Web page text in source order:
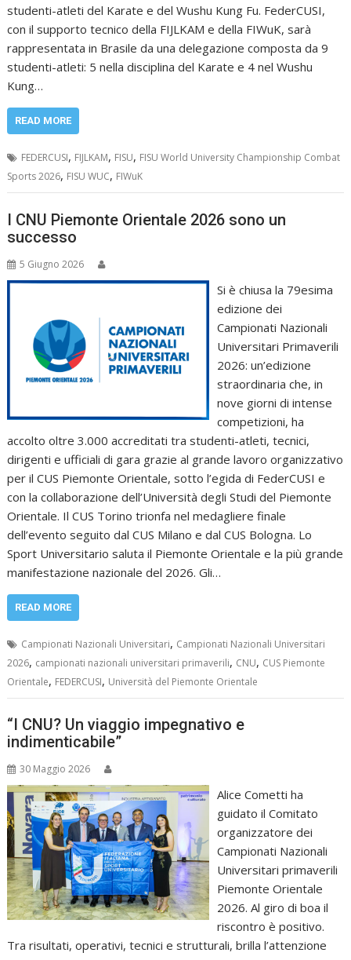
studenti-atleti del Karate e del Wushu Kung Fu. FederCUSI,
con il supporto tecnico della FIJLKAM e della FIWuK, sarà
rappresentata in Brasile da una delegazione composta da 9
studenti-atleti: 5 nella disciplina del Karate e 4 nel Wushu
Kung…
READ MORE
FEDERCUSI, FIJLKAM, FISU, FISU World University Championship Combat
Sports 2026, FISU WUC, FIWuK
I CNU Piemonte Orientale 2026 sono un
successo
5 Giugno 2026
Si è chiusa la 79esima
edizione dei
Campionati Nazionali
Universitari Primaverili
2026: un’edizione
straordinaria che, in
nove giorni di intense
competizioni, ha
accolto oltre 3.000 accreditati tra studenti-atleti, tecnici,
dirigenti e ufficiali di gara grazie al grande lavoro organizzativo
per il CUS Piemonte Orientale, sotto l’egida di FederCUSI e
con la collaborazione dell’Università degli Studi del Piemonte
Orientale. Il CUS Torino trionfa nel medagliere finale
dell’evento seguito dal CUS Milano e dal CUS Bologna. Lo
Sport Universitario saluta il Piemonte Orientale e la più grande
manifestazione nazionale del 2026. Gli…
READ MORE
Campionati Nazionali Universitari, Campionati Nazionali Universitari
2026, campionati nazionali universitari primaverili, CNU, CUS Piemonte
Orientale, FEDERCUSI, Università del Piemonte Orientale
“I CNU? Un viaggio impegnativo e
indimenticabile”
30 Maggio 2026
Alice Cometti ha
guidato il Comitato
organizzatore dei
Campionati Nazionali
Universitari primaverili
Piemonte Orientale
2026. Al giro di boa il
riscontro è positivo.
Tra risultati, operativi, tecnici e strutturali, brilla l’attenzione